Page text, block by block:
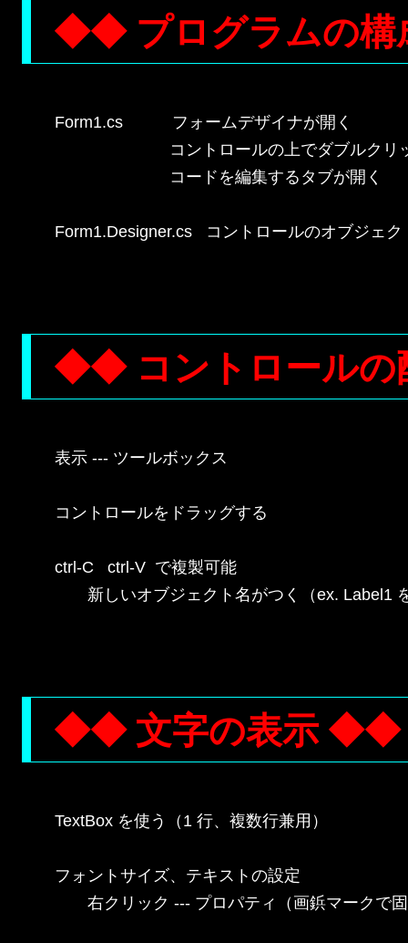
◆◆ プログラムの
Form1.cs　　　フォームデザイナが開く
コントロールの上でダブルクリッ
コードを編集するタブが開く
Form1.Designer.cs   コントロールのオブジェク
◆◆ コントロール
表示 --- ツールボックス
コントロールをドラッグする
ctrl-C   ctrl-V  で複製可能
新しいオブジェクト名がつく（ex. Label1
◆◆ 文字の表示 ◆◆
TextBox を使う（1 行、複数行兼用）
フォントサイズ、テキストの設定
右クリック --- プロパティ（画鋲マークで